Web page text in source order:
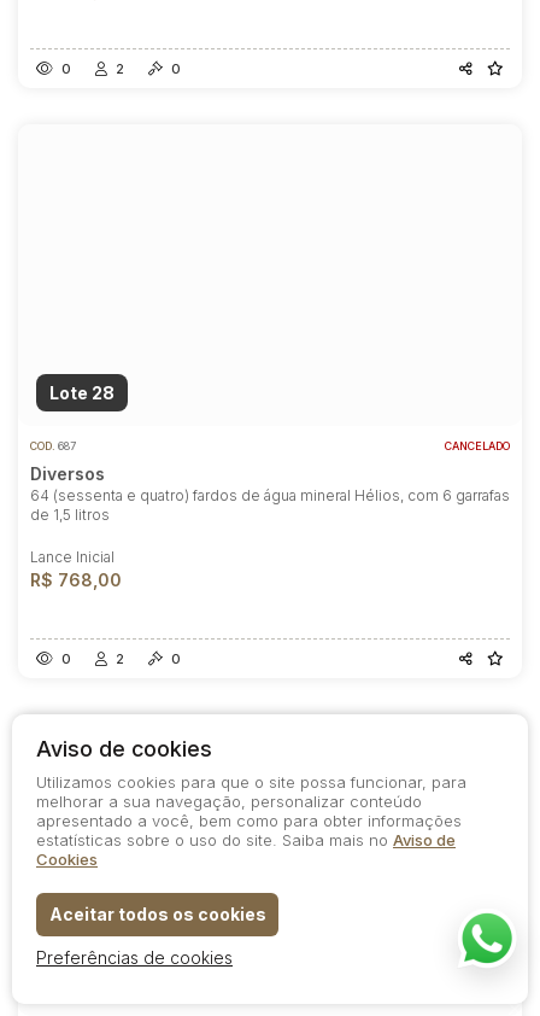
0 2 0
Lote 28
COD. 687 CANCELADO
Diversos
64 (sessenta e quatro) fardos de água mineral Hélios, com 6 garrafas
de 1,5 litros
Lance Inicial
R$ 768,00
0 2 0
Aviso de cookies
Utilizamos cookies para que o site possa funcionar, para
melhorar a sua navegação, personalizar conteúdo
apresentado a você, bem como para obter informações
estatísticas sobre o uso do site. Saiba mais no Aviso de
Cookies
Aceitar todos os cookies
Preferências de cookies